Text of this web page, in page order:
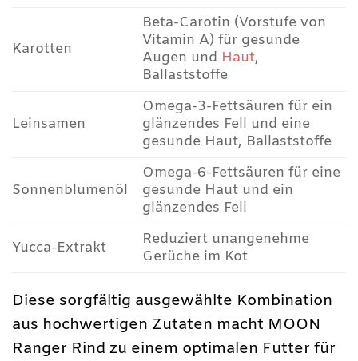
Karotten
Beta-Carotin (Vorstufe von
Vitamin A) für gesunde
Augen und Haut,
Ballaststoffe
Leinsamen
Omega-3-Fettsäuren für ein
glänzendes Fell und eine
gesunde Haut, Ballaststoffe
Sonnenblumenöl
Omega-6-Fettsäuren für eine
gesunde Haut und ein
glänzendes Fell
Yucca-Extrakt
Reduziert unangenehme
Gerüche im Kot
Diese sorgfältig ausgewählte Kombination
aus hochwertigen Zutaten macht MOON
Ranger Rind zu einem optimalen Futter für